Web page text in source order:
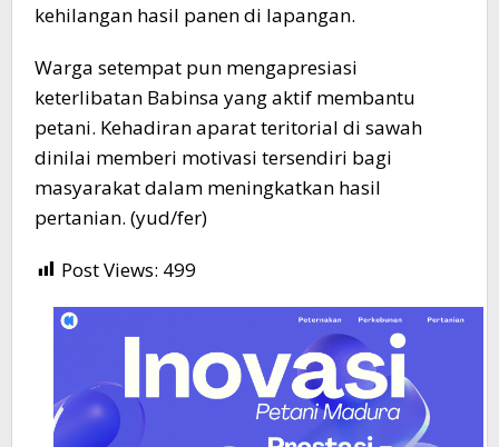
kehilangan hasil panen di lapangan.
Warga setempat pun mengapresiasi
keterlibatan Babinsa yang aktif membantu
petani. Kehadiran aparat teritorial di sawah
dinilai memberi motivasi tersendiri bagi
masyarakat dalam meningkatkan hasil
pertanian. (yud/fer)
Post Views: 499